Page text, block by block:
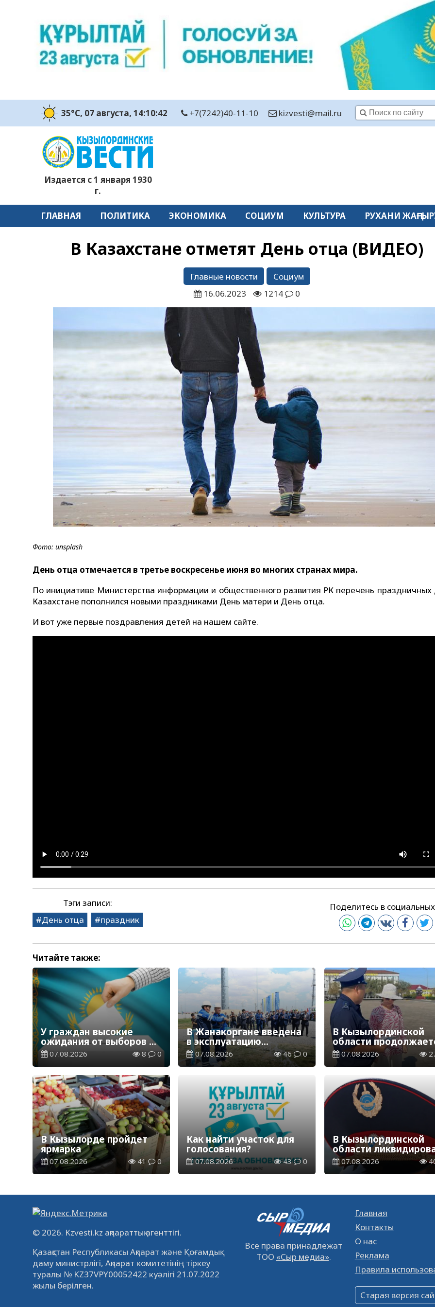
35°C, 07 августа, 14:10:43 +7(7242)40-11-10 kizvesti@mail.ru
Издается с 1 января 1930
г.
ГЛАВНАЯ ПОЛИТИКА ЭКОНОМИКА СОЦИУМ КУЛЬТУРА РУХАНИ
В Казахстане отметят День отца (ВИДЕО)
Главные новости
Социум
16.06.2023
1214 0
Фото: unsplash
День отца отмечается в третье воскресенье июня во многих странах мира.
По инициативе Министерства информации и общественного развития РК перечень праздничных
Казахстане пополнился новыми праздниками День матери и День отца.
И вот уже первые поздравления детей на нашем сайте.
Тэги записи:
День отца
праздник
Поделитесь в
Читайте также:
У граждан высокие
ожидания от выборов в
Курултай – опрос
общественного мнения
07.08.2026 8 0
В Жанакоргане введена
в эксплуатацию
водораспределительная
станция
07.08.2026 46 0
В Кызылординской
области
экологическая акция
«Таза Қазақстан»
07.08.2026
В Кызылорде пройдет
ярмарка
07.08.2026 41 0
Как найти участок для
голосования?
07.08.2026 43 0
В Кызылординской
области
группа нелегальных
добытчиков золота
07.08.2026
© 2026. Kzvesti.kz ақпараттық агенттігі.
Қазақстан Республикасы Ақпарат және Қоғамдық
даму министрлігі, Ақпарат комитетінің тіркеу
туралы № KZ37VPY00052422 куәлігі 21.07.2022
жылы берілген.
Все права принадлежат
ТОО «Сыр медиа».
Главная
Контакты
О нас
Реклама
Правила
Старая версия